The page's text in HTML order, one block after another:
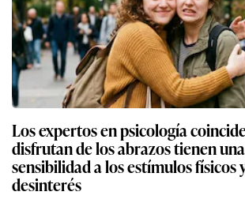
Los expertos en psicología
disfrutan de los abrazos tienen
sensibilidad a los estímulos físicos
desinterés